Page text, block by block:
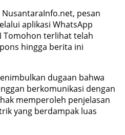
pesan
aplikasi WhatsApp
Tomohon terlihat telah
hingga berita ini
dugaan bahwa
berkomunikasi dengan
memperoleh penjelasan
yang berdampak luas